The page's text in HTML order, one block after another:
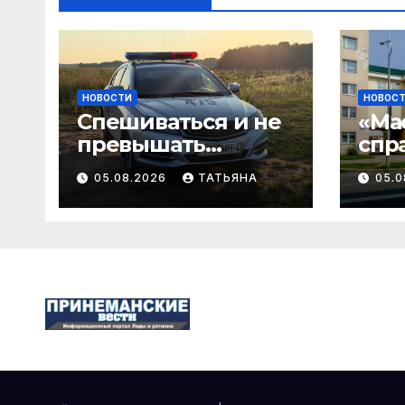
НОВОСТИ
Спешиваться и не
превышать
скорость: ГАИ
Гродненщины
проверяет
05.08.2026 ТАТЬЯНА